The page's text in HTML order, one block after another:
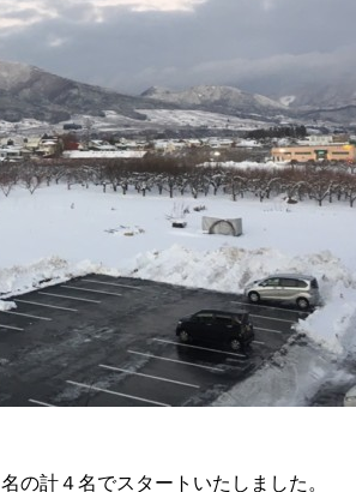
の計４名でスタートいたしました。